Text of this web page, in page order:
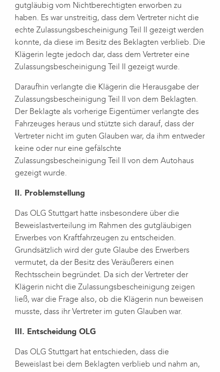
gutgläubig vom Nichtberechtigten erworben zu
haben. Es war unstreitig, dass dem Vertreter nicht die
echte Zulassungsbescheinigung Teil II gezeigt werden
konnte, da diese im Besitz des Beklagten verblieb. Die
Klägerin legte jedoch dar, dass dem Vertreter eine
Zulassungsbescheinigung Teil II gezeigt wurde.
Daraufhin verlangte die Klägerin die Herausgabe der
Zulassungsbescheinigung Teil II von dem Beklagten.
Der Beklagte als vorherige Eigentümer verlangte des
Fahrzeuges heraus und stützte sich darauf, dass der
Vertreter nicht im guten Glauben war, da ihm entweder
keine oder nur eine gefälschte
Zulassungsbescheinigung Teil II von dem Autohaus
gezeigt wurde.
II. Problemstellung
Das OLG Stuttgart hatte insbesondere über die
Beweislastverteilung im Rahmen des gutgläubigen
Erwerbes von Kraftfahrzeugen zu entscheiden.
Grundsätzlich wird der gute Glaube des Erwerbers
vermutet, da der Besitz des Veräußerers einen
Rechtsschein begründet. Da sich der Vertreter der
Klägerin nicht die Zulassungsbescheinigung zeigen
ließ, war die Frage also, ob die Klägerin nun beweisen
musste, dass ihr Vertreter im guten Glauben war.
III. Entscheidung OLG
Das OLG Stuttgart hat entschieden, dass die
Beweislast bei dem Beklagten verblieb und nahm an,